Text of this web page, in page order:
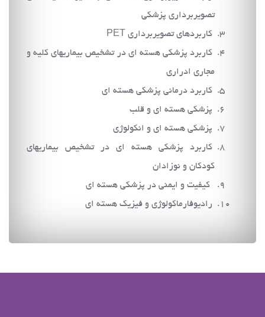
تصویربرداری پزشکی
کاربردهای تصویربرداری PET
کاربرد پزشکی هسته ای در تشخیص بیماریهای کلیه و
مجاری ادراری
کاربرد درمانی پزشکی هسته ای
پزشکی هسته ای و قلب
پزشکی هسته ای و انکولوژی
کاربرد پزشکی هسته ای در تشخیص بیماریهای
کودکان و نوزادان
کیفیت و ایمنی در پزشکی هسته ای
رادیوفارماکولوژی و فیزیک هسته ای